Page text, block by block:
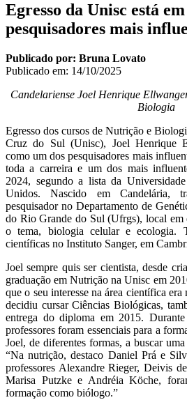
Egresso da Unisc está
pesquisadores mais
Publicado por: Bruna Lovato
Publicado em: 14/10/2025
Candelariense Joel Henrique
Biologia
Egresso dos cursos de Nutrição e
Cruz do Sul (Unisc), Joel Henrique
como um dos pesquisadores mais
toda a carreira e um dos mais
2024, segundo a lista da
Unidos. Nascido em Candelária,
pesquisador no Departamento de
do Rio Grande do Sul (Ufrgs), local em
o tema, biologia celular e ecologia.
científicas no Instituto Sanger, em
Joel sempre quis ser cientista, desde
graduação em Nutrição na Unisc em
que o seu interesse na área científica
decidiu cursar Ciências Biológicas,
entrega do diploma em 2015.
professores foram essenciais para a
Joel, de diferentes formas, a buscar
“Na nutrição, destaco Daniel Prá e
professores Alexandre Rieger, Deivis
Marisa Putzke e Andréia Köche,
formação como biólogo.”